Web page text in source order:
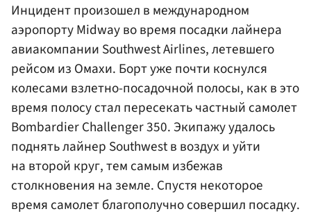
Инцидент произошел в международном
аэропорту Midway во время посадки лайнера
авиакомпании Southwest Airlines, летевшего
рейсом из Омахи. Борт уже почти коснулся
колесами взлетно-посадочной полосы, как в это
время полосу стал пересекать частный самолет
Bombardier Challenger 350. Экипажу удалось
поднять лайнер Southwest в воздух и уйти
на второй круг, тем самым избежав
столкновения на земле. Спустя некоторое
время самолет благополучно совершил посадку.